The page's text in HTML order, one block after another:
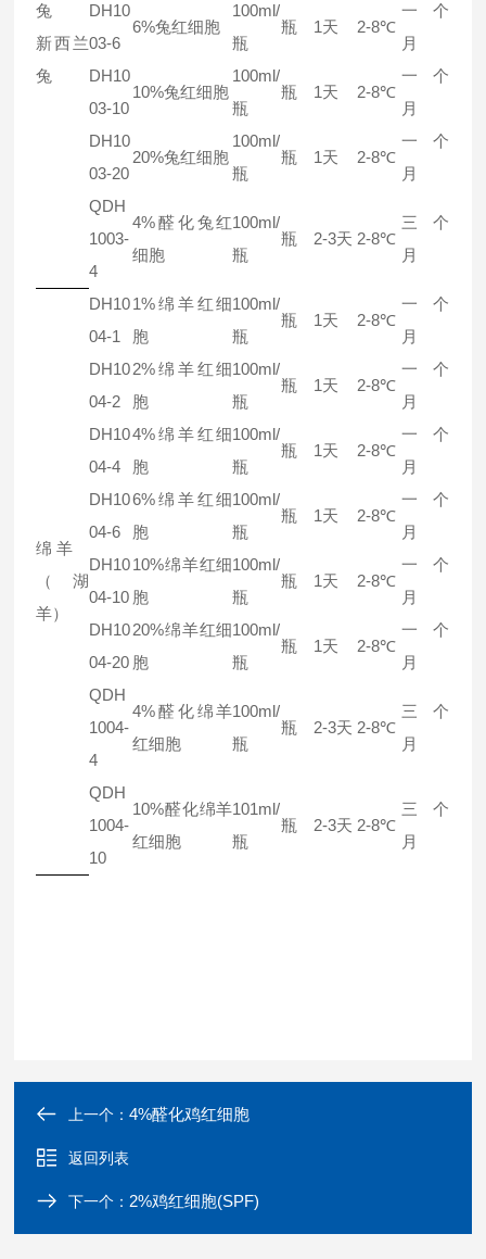
兔
新西兰
兔
DH10
03-6
6%兔红细胞
100ml/
瓶
瓶 1天 2-8℃
一个
月
DH10
03-10
10%兔红细胞
100ml/
瓶
瓶 1天 2-8℃
一个
月
DH10
03-20
20%兔红细胞
100ml/
瓶
瓶 1天 2-8℃
一个
月
QDH
1003-
4
4%醛化兔红
细胞
100ml/
瓶
瓶 2-3天 2-8℃
三个
月
绵羊
（湖
羊）
DH10
04-1
1%绵羊红细
胞
100ml/
瓶
瓶 1天 2-8℃
一个
月
DH10
04-2
2%绵羊红细
胞
100ml/
瓶
瓶 1天 2-8℃
一个
月
DH10
04-4
4%绵羊红细
胞
100ml/
瓶
瓶 1天 2-8℃
一个
月
DH10
04-6
6%绵羊红细
胞
100ml/
瓶
瓶 1天 2-8℃
一个
月
DH10
04-10
10%绵羊红细
胞
100ml/
瓶
瓶 1天 2-8℃
一个
月
DH10
04-20
20%绵羊红细
胞
100ml/
瓶
瓶 1天 2-8℃
一个
月
QDH
1004-
4
4%醛化绵羊
红细胞
100ml/
瓶
瓶 2-3天 2-8℃
三个
月
QDH
1004-
10
10%醛化绵羊
红细胞
101ml/
瓶
瓶 2-3天 2-8℃
三个
月
上一个：4%醛化鸡红细胞
返回列表
下一个： 2%鸡红细胞(SPF)